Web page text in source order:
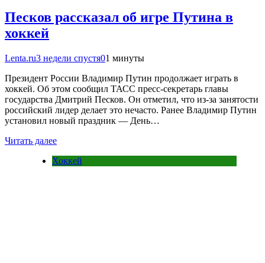
Песков рассказал об игре Путина в
хоккей
Lenta.ru3 недели спустя01 минуты
Президент России Владимир Путин продолжает играть в
хоккей. Об этом сообщил ТАСС пресс-секретарь главы
государства Дмитрий Песков. Он отметил, что из-за занятости
российский лидер делает это нечасто. Ранее Владимир Путин
установил новый праздник — День…
Читать далее
Хоккей